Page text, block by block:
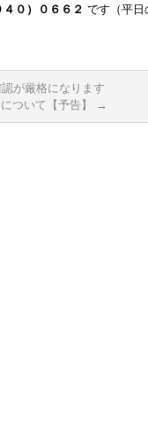
４０）０６６２ です（平日
が厳格になります
ついて【予告】
→